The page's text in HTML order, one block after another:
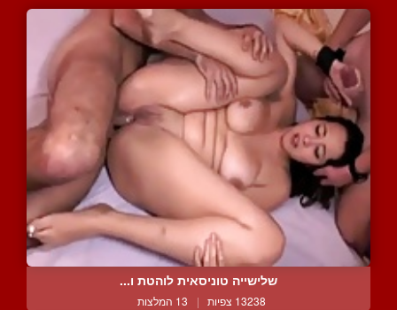
שלישייה טוניסאית לוהטת ו...
13238 צפיות | 13 המלצות